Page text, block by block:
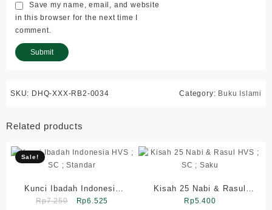
Save my name, email, and website
in this browser for the next time I
comment.
SKU: DHQ-XXX-RB2-0034 Category: Buku Islami
Related products
Sale!
Kunci Ibadah Indonesia
HVS ; SC ; Standar
Rp7.250
Original
Rp6.525
Kisah 25 Nabi & Rasul
HVS ; SC ; Saku
Rp5.400